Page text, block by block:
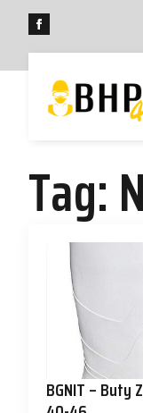
Tag:
BGNIT – Buty